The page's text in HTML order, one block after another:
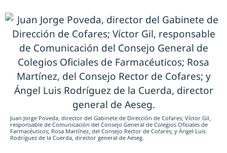
Juan Jorge Poveda, director del Gabinete de Dirección de Cofares; Víctor Gil,
responsable de Comunicación del Consejo General de Colegios Oficiales de
Farmacéuticos; Rosa Martínez, del Consejo Rector de Cofares; y Ángel Luis
Rodríguez de la Cuerda, director general de Aeseg.